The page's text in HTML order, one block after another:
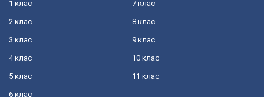
1 клас
2 клас
3 клас
4 клас
5 клас
6 клас
7 клас
8 клас
9 клас
10 клас
11 клас